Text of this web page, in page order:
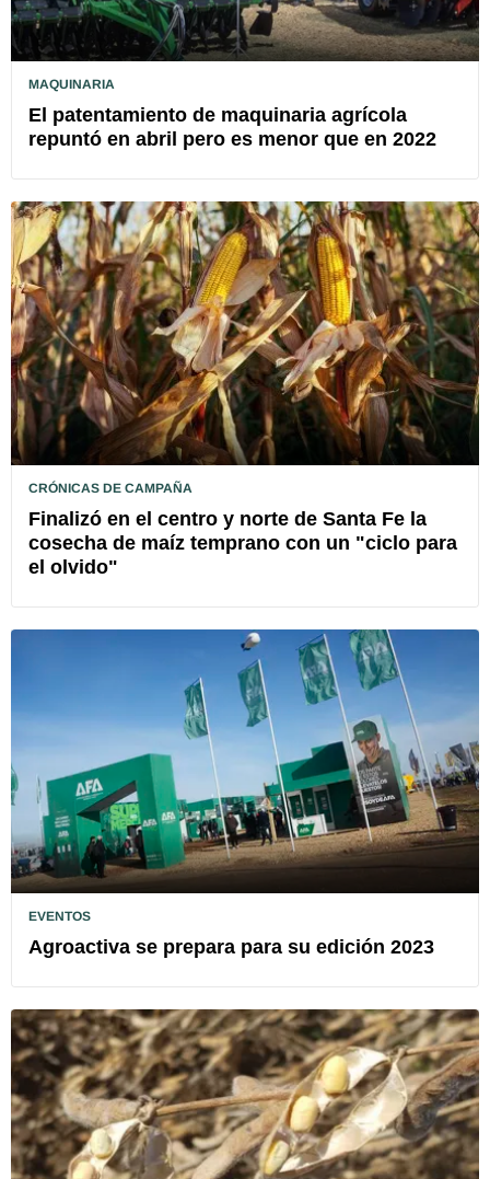
MAQUINARIA
El patentamiento de maquinaria agrícola
repuntó en abril pero es menor que en 2022
CRÓNICAS DE CAMPAÑA
Finalizó en el centro y norte de Santa Fe la
cosecha de maíz temprano con un "ciclo para
el olvido"
EVENTOS
Agroactiva se prepara para su edición 2023